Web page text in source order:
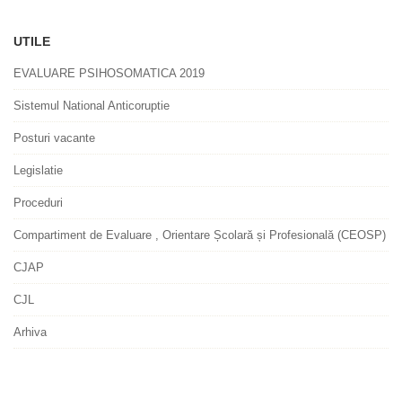
UTILE
EVALUARE PSIHOSOMATICA 2019
Sistemul National Anticoruptie
Posturi vacante
Legislatie
Proceduri
Compartiment de Evaluare , Orientare Școlară și Profesională (CEOSP)
CJAP
CJL
Arhiva